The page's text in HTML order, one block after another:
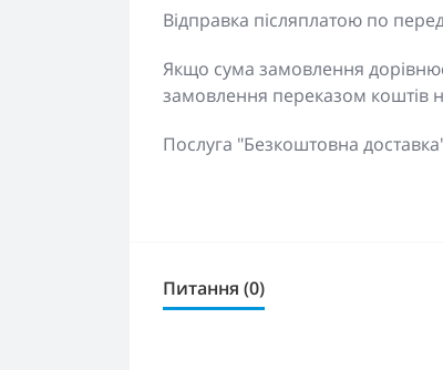
Відправка післяплатою по
Якщо сума замовлення
замовлення переказом коштів
Послуга "Безкоштовна
Питання (0)